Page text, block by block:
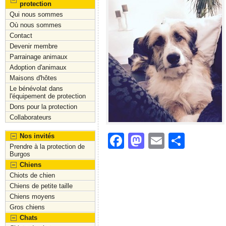
protection
Qui nous sommes
Où nous sommes
Contact
Devenir membre
Parrainage animaux
Adoption d'animaux
Maisons d'hôtes
Le bénévolat dans
l'équipement de protection
Dons pour la protection
Collaborateurs
Nos invités
Prendre à la protection de
Burgos
Chiens
Chiots de chien
Chiens de petite taille
Chiens moyens
Gros chiens
Chats
F
M
E